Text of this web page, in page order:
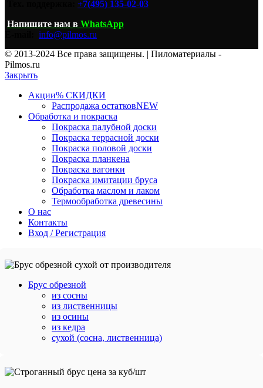
+7(495) 135-02-03
Напишите нам в WhatsApp
info@pilmos.ru
© 2013-2024 Все права защищены. | Пиломатериалы -
Pilmos.ru
Закрыть
Акции% СКИДКИ
Распродажа остатковNEW
Обработка и покраска
Покраска палубной доски
Покраска террасной доски
Покраска половой доски
Покраска планкена
Покраска вагонки
Покраска имитации бруса
Обработка маслом и лаком
Термообработка древесины
О нас
Контакты
Вход / Регистрация
Брус обрезной
из сосны
из лиственницы
из осины
из кедра
сухой (сосна, лиственница)